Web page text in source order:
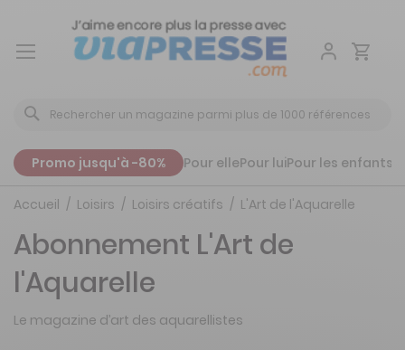
Aller
Promo jusqu'à -80% Pour ellePour luiPour les enfants
Accueil Loisirs Loisirs créatifs L'Art de l'Aquarelle
Abonnement L'Art de
l'Aquarelle
Le magazine d’art des aquarellistes